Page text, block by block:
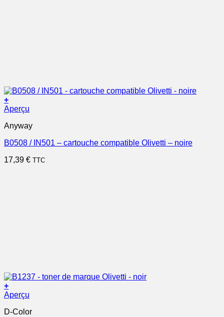
+
Aperçu
Anyway
B0508 / IN501 – cartouche compatible Olivetti – noire
17,39 € TTC
+
Aperçu
D-Color